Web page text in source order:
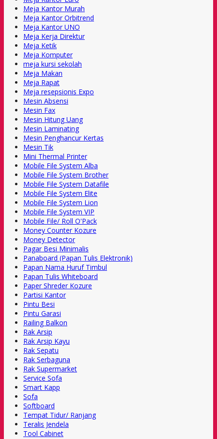
Meja Kantor Murah
Meja Kantor Orbitrend
Meja Kantor UNO
Meja Kerja Direktur
Meja Ketik
Meja Komputer
meja kursi sekolah
Meja Makan
Meja Rapat
Meja resepsionis Expo
Mesin Absensi
Mesin Fax
Mesin Hitung Uang
Mesin Laminating
Mesin Penghancur Kertas
Mesin Tik
Mini Thermal Printer
Mobile File System Alba
Mobile File System Brother
Mobile File System Datafile
Mobile File System Elite
Mobile File System Lion
Mobile File System VIP
Mobile File/ Roll O'Pack
Money Counter Kozure
Money Detector
Pagar Besi Minimalis
Panaboard (Papan Tulis Elektronik)
Papan Nama Huruf Timbul
Papan Tulis Whiteboard
Paper Shreder Kozure
Partisi Kantor
Pintu Besi
Pintu Garasi
Railing Balkon
Rak Arsip
Rak Arsip Kayu
Rak Sepatu
Rak Serbaguna
Rak Supermarket
Service Sofa
Smart Kapp
Sofa
Softboard
Tempat Tidur/ Ranjang
Teralis Jendela
Tool Cabinet